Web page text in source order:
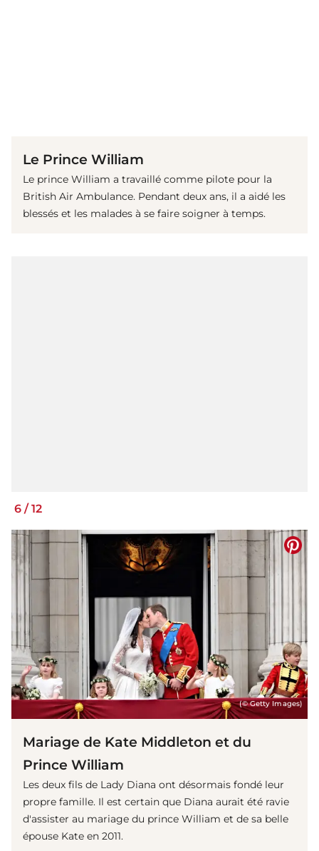
Le Prince William
Le prince William a travaillé comme pilote pour la
British Air Ambulance. Pendant deux ans, il a aidé les
blessés et les malades à se faire soigner à temps.
6 /12
(© Getty Images)
Mariage de Kate Middleton et du
Prince William
Les deux fils de Lady Diana ont désormais fondé leur
propre famille. Il est certain que Diana aurait été ravie
d'assister au mariage du prince William et de sa belle
épouse Kate en 2011.